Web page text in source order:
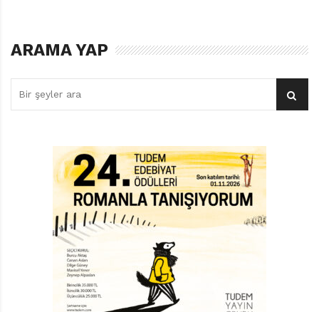
kıvamıyla metnin ebeveynlere göz kırpıp, ara bulan
uslu içeriği kâh paslaşıyor kâh çatışıyor. Benzer temayı
yaklaşık altmış yıl önce çok daha devrimci bir dille
olsa ne olur?”
ARAMA YAP